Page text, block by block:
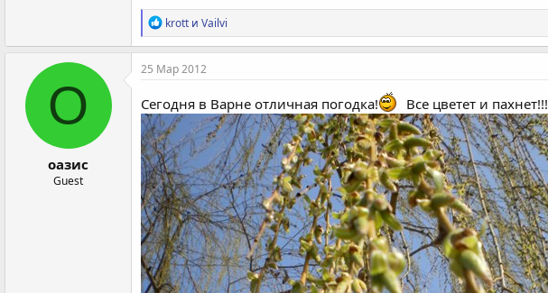
Р
е
а
к
и
:
krott и Vailvi
О
оазис
Guest
25 Мар 2012
Сегодня в Варне отличная погодка! Все цветет и пахнет!!!